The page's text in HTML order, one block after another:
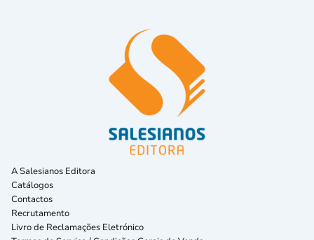
A Salesianos Editora
Catálogos
Contactos
Recrutamento
Livro de Reclamações Eletrónico